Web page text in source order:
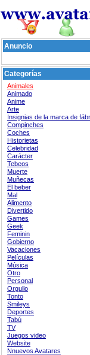
Anuncio
Categorías
Animales
Animado
Anime
Arte
Insignias de la marca de
Compinches
Coches
Historietas
Celebridad
Carácter
Tebeos
Muerte
Muñecas
El beber
Mal
Alimento
Divertido
Games
Geek
Feminin
Gobierno
Vacaciones
Películas
Música
Otro
Personal
Orgullo
Tonto
Smileys
Deportes
Tabú
TV
Juegos video
Website
Nnuevos Avatares